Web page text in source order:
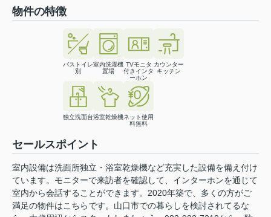
物件の特徴
バストイレ
別
室内洗濯機
置場
TVモニタ
付きインタ
ーホン
カウンター
キッチン
独立洗面台浴室乾燥機ネット使用
料無料
セールスポイント
室内設備は洗面所独立・浴室乾燥機など充実した設備を備え付け
ています。モニターで来訪者を確認して、インターホンを通じて
室内から会話することができます。2020年築で、多くの方がご
満足の物件はこちらです。山口市での暮らしを検討されてるな